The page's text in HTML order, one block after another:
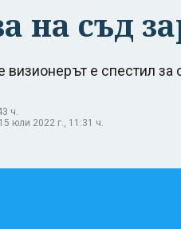
на съд
визионерът е спестил
ч.
юли 2022 г., 11:31 ч.